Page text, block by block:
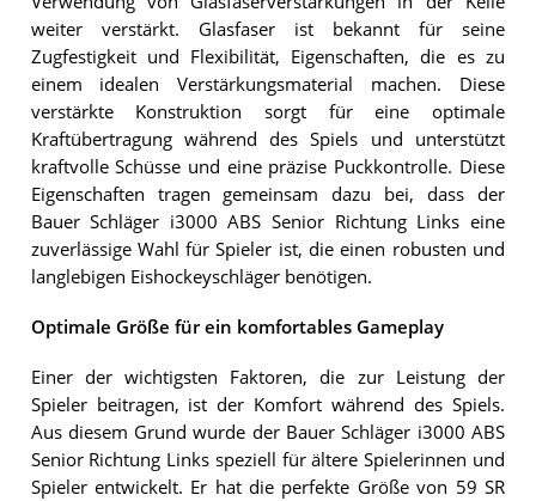
weiter verstärkt. Glasfaser ist bekannt für seine
Zugfestigkeit und Flexibilität, Eigenschaften, die es zu
einem idealen Verstärkungsmaterial machen. Diese
verstärkte Konstruktion sorgt für eine optimale
Kraftübertragung während des Spiels und unterstützt
kraftvolle Schüsse und eine präzise Puckkontrolle. Diese
Eigenschaften tragen gemeinsam dazu bei, dass der
Bauer Schläger i3000 ABS Senior Richtung Links eine
zuverlässige Wahl für Spieler ist, die einen robusten und
langlebigen Eishockeyschläger benötigen.
Optimale Größe für ein komfortables Gameplay
Einer der wichtigsten Faktoren, die zur Leistung der
Spieler beitragen, ist der Komfort während des Spiels.
Aus diesem Grund wurde der Bauer Schläger i3000 ABS
Senior Richtung Links speziell für ältere Spielerinnen und
Spieler entwickelt. Er hat die perfekte Größe von 59 SR